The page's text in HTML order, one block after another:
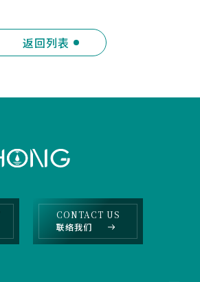
返回列表
CONTACT US
联络我们